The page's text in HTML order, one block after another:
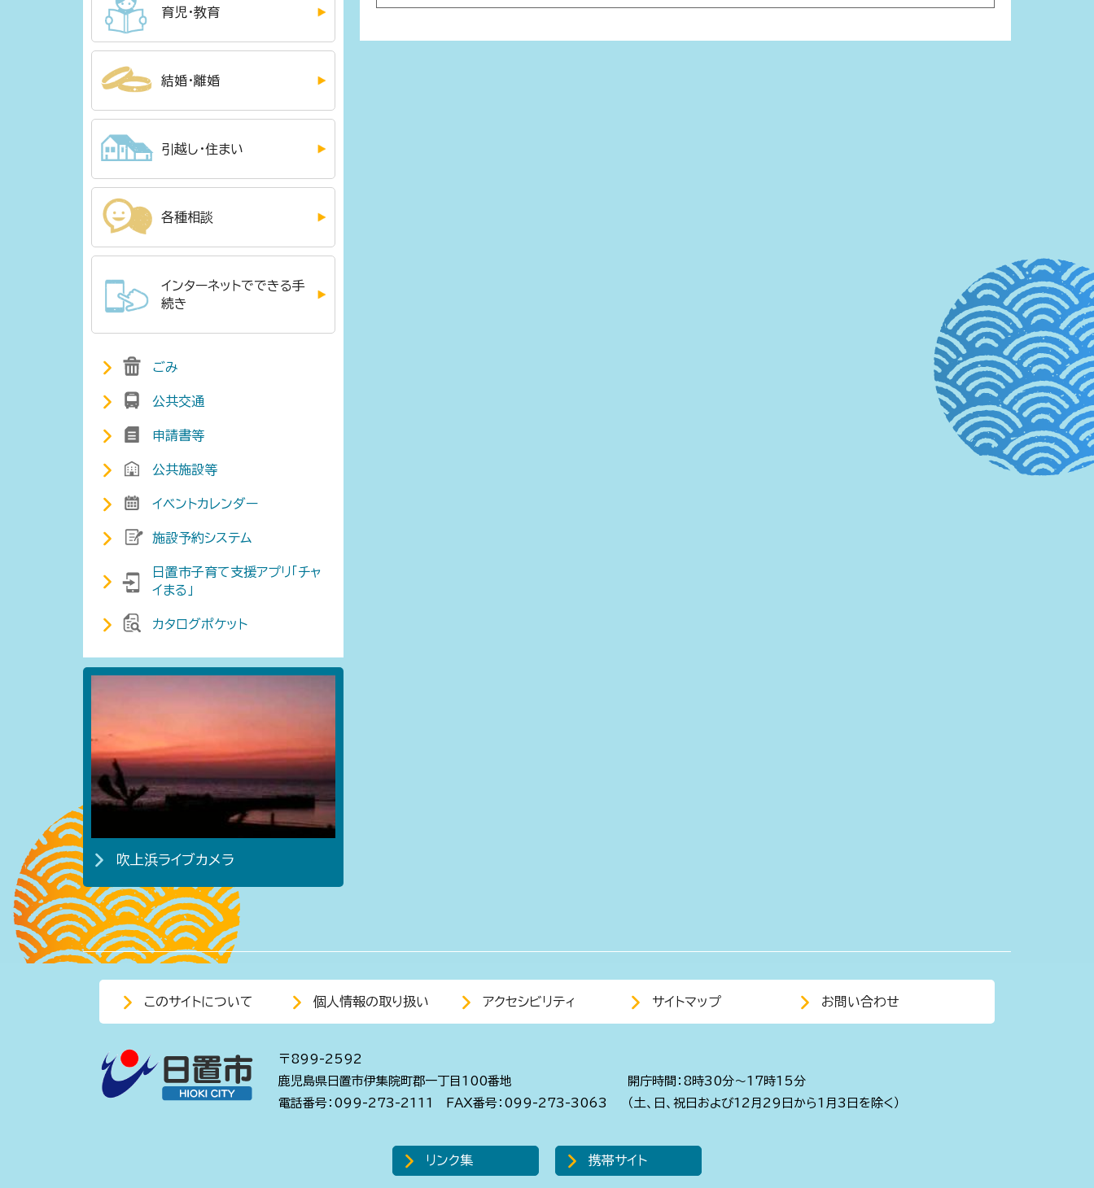
育児・教育
結婚・離婚
引越し・住まい
各種相談
インターネットでできる手
続き
ごみ
公共交通
申請書等
公共施設等
イベントカレンダー
施設予約システム
日置市子育て支援アプリ「チャ
イまる」
カタログポケット
吹上浜ライブカメラ
このサイトについて 個人情報の取り扱い アクセシビリティ サイトマップ お問い合わせ
〒899-2592
鹿児島県日置市伊集院町郡一丁目100番地
電話番号：099-273-2111
FAX番号：099-273-3063
開庁時間：8時30分～17時15分
（土、日、祝日および12月29日から1月3日を除く）
リンク集 携帯サイト